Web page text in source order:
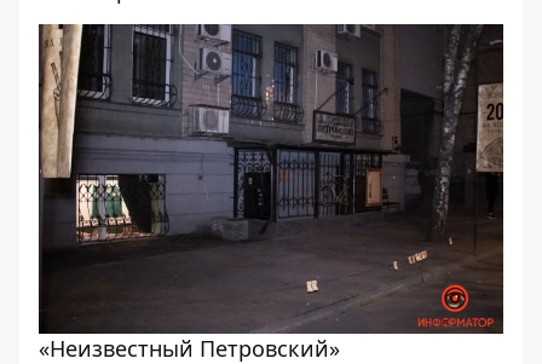
«Неизвестный Петровский»